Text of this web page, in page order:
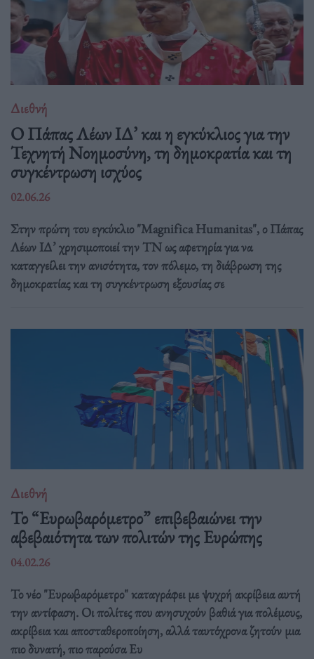
Διεθνή
Ο Πάπας Λέων ΙΔ’ και η εγκύκλιος για την
Τεχνητή Νοημοσύνη, τη δημοκρατία και τη
συγκέντρωση ισχύος
02.06.26
Στην πρώτη του εγκύκλιο "Magnifica Humanitas", ο Πάπας
Λέων ΙΔ’ χρησιμοποιεί την ΤΝ ως αφετηρία για να
καταγγείλει την ανισότητα, τον πόλεμο, τη διάβρωση της
δημοκρατίας και τη συγκέντρωση εξουσίας σε
Διεθνή
Το “Ευρωβαρόμετρο” επιβεβαιώνει την
αβεβαιότητα των πολιτών της Ευρώπης
04.02.26
Το νέο "Ευρωβαρόμετρο" καταγράφει με ψυχρή ακρίβεια αυτή
την αντίφαση. Oι πολίτες που ανησυχούν βαθιά για πολέμους,
ακρίβεια και αποσταθεροποίηση, αλλά ταυτόχρονα ζητούν μια
πιο δυνατή, πιο παρούσα Ευ